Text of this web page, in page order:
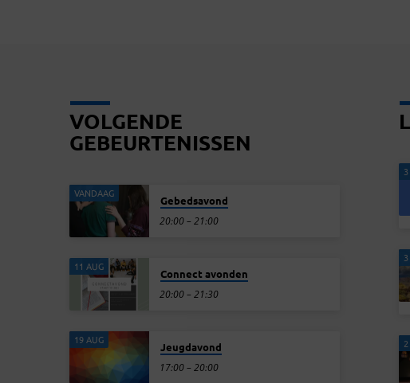
VOLGENDE
GEBEURTENISSEN
VANDAAG
Gebedsavond
20:00 – 21:00
11 AUG
Connect avonden
20:00 – 21:30
19 AUG
Jeugdavond
17:00 – 20:00